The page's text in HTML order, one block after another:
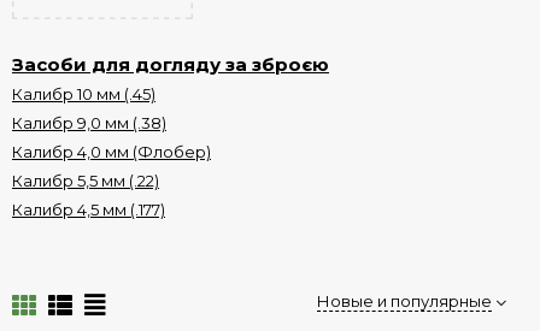
Засоби для догляду за зброєю
Калибр 10 мм (.45)
Калибр 9,0 мм (.38)
Калибр 4,0 мм (Флобер)
Калибр 5,5 мм (.22)
Калибр 4,5 мм (.177)
Новые и популярные